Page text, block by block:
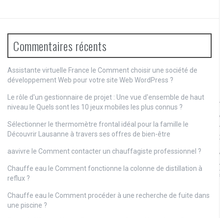
Commentaires récents
Assistante virtuelle France le Comment choisir une société de
développement Web pour votre site Web WordPress ?
Le rôle d'un gestionnaire de projet : Une vue d'ensemble de haut
niveau le Quels sont les 10 jeux mobiles les plus connus ?
Sélectionner le thermomètre frontal idéal pour la famille le
Découvrir Lausanne à travers ses offres de bien-être
aavivre le Comment contacter un chauffagiste professionnel ?
Chauffe eau le Comment fonctionne la colonne de distillation à
reflux ?
Chauffe eau le Comment procéder à une recherche de fuite dans
une piscine ?